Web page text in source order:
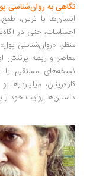
به روان‌شناسی پول |
با ترس، طمع،
حتی در آگاه‌ترین
«روان‌شناسی پول» بیش
و رابطه پرتنش او با
مستقیم یا
میلیاردرها و
روایت خود را